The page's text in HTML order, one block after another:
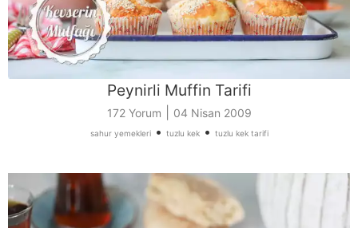
Peynirli Muffin Tarifi
172 Yorum 04 Nisan 2009
sahur yemekleri• tuzlu kek• tuzlu kek tarifi